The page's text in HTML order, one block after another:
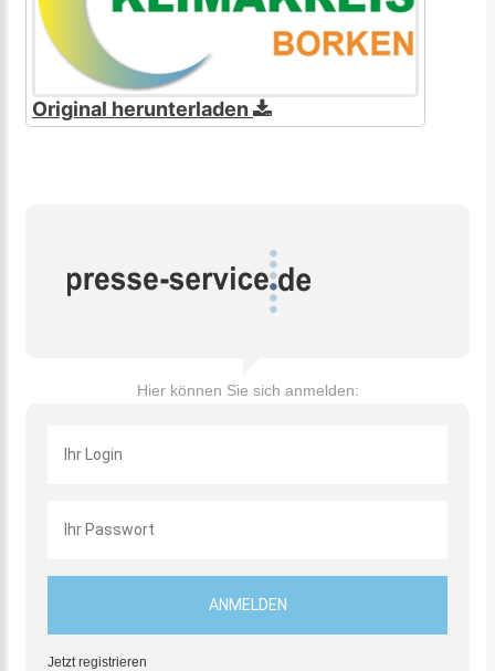
Original herunterladen
Hier können Sie sich anmelden:
Jetzt registrieren